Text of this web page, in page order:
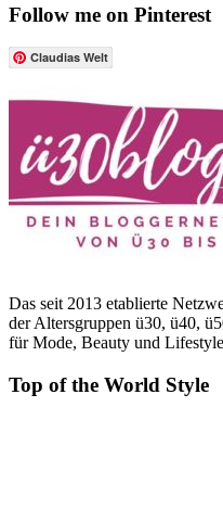
Follow me on Pinterest
Claudias Welt
Das seit 2013 etablierte
der Altersgruppen ü30, ü40,
für Mode, Beauty und
Top of the World Style